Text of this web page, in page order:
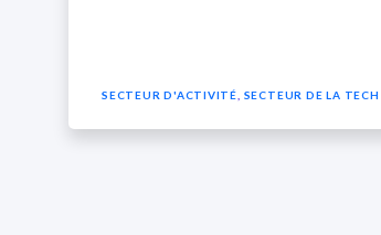
SECTEUR D'ACTIVITÉ SECTEUR DE LA TECH